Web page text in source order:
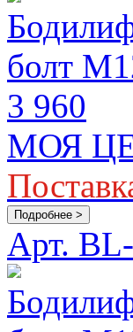
болт
3 960
МОЯ
Подробнее >
Арт.